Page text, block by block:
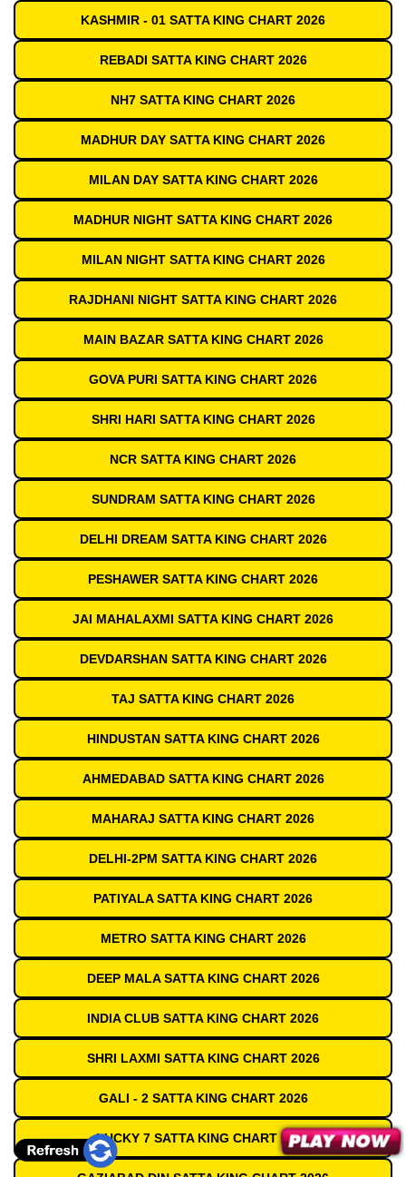
KASHMIR - 01 SATTA KING CHART 2026
REBADI SATTA KING CHART 2026
NH7 SATTA KING CHART 2026
MADHUR DAY SATTA KING CHART 2026
MILAN DAY SATTA KING CHART 2026
MADHUR NIGHT SATTA KING CHART 2026
MILAN NIGHT SATTA KING CHART 2026
RAJDHANI NIGHT SATTA KING CHART 2026
MAIN BAZAR SATTA KING CHART 2026
GOVA PURI SATTA KING CHART 2026
SHRI HARI SATTA KING CHART 2026
NCR SATTA KING CHART 2026
SUNDRAM SATTA KING CHART 2026
DELHI DREAM SATTA KING CHART 2026
PESHAWER SATTA KING CHART 2026
JAI MAHALAXMI SATTA KING CHART 2026
DEVDARSHAN SATTA KING CHART 2026
TAJ SATTA KING CHART 2026
HINDUSTAN SATTA KING CHART 2026
AHMEDABAD SATTA KING CHART 2026
MAHARAJ SATTA KING CHART 2026
DELHI-2PM SATTA KING CHART 2026
PATIYALA SATTA KING CHART 2026
METRO SATTA KING CHART 2026
DEEP MALA SATTA KING CHART 2026
INDIA CLUB SATTA KING CHART 2026
SHRI LAXMI SATTA KING CHART 2026
GALI - 2 SATTA KING CHART 2026
LUCKY 7 SATTA KING CHART 2026